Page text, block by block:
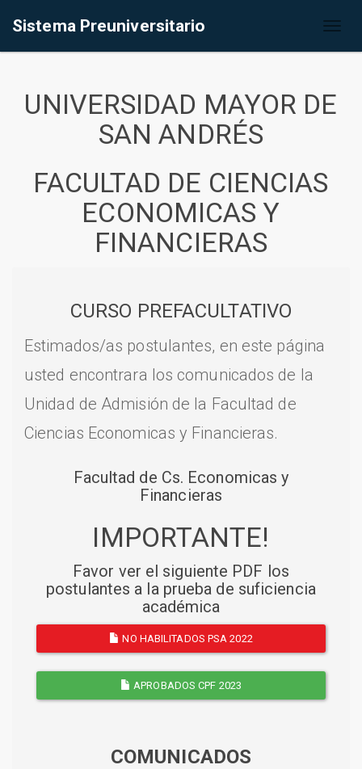
Sistema Preuniversitario
UNIVERSIDAD MAYOR DE
SAN ANDRÉS
FACULTAD DE CIENCIAS
ECONOMICAS Y
FINANCIERAS
CURSO PREFACULTATIVO
Estimados/as postulantes, en este página
usted encontrara los comunicados de la
Unidad de Admisión de la Facultad de
Ciencias Economicas y Financieras.
Facultad de Cs. Economicas y
Financieras
IMPORTANTE!
Favor ver el siguiente PDF los
postulantes a la prueba de suficiencia
académica
NO HABILITADOS PSA 2022
APROBADOS CPF 2023
COMUNICADOS